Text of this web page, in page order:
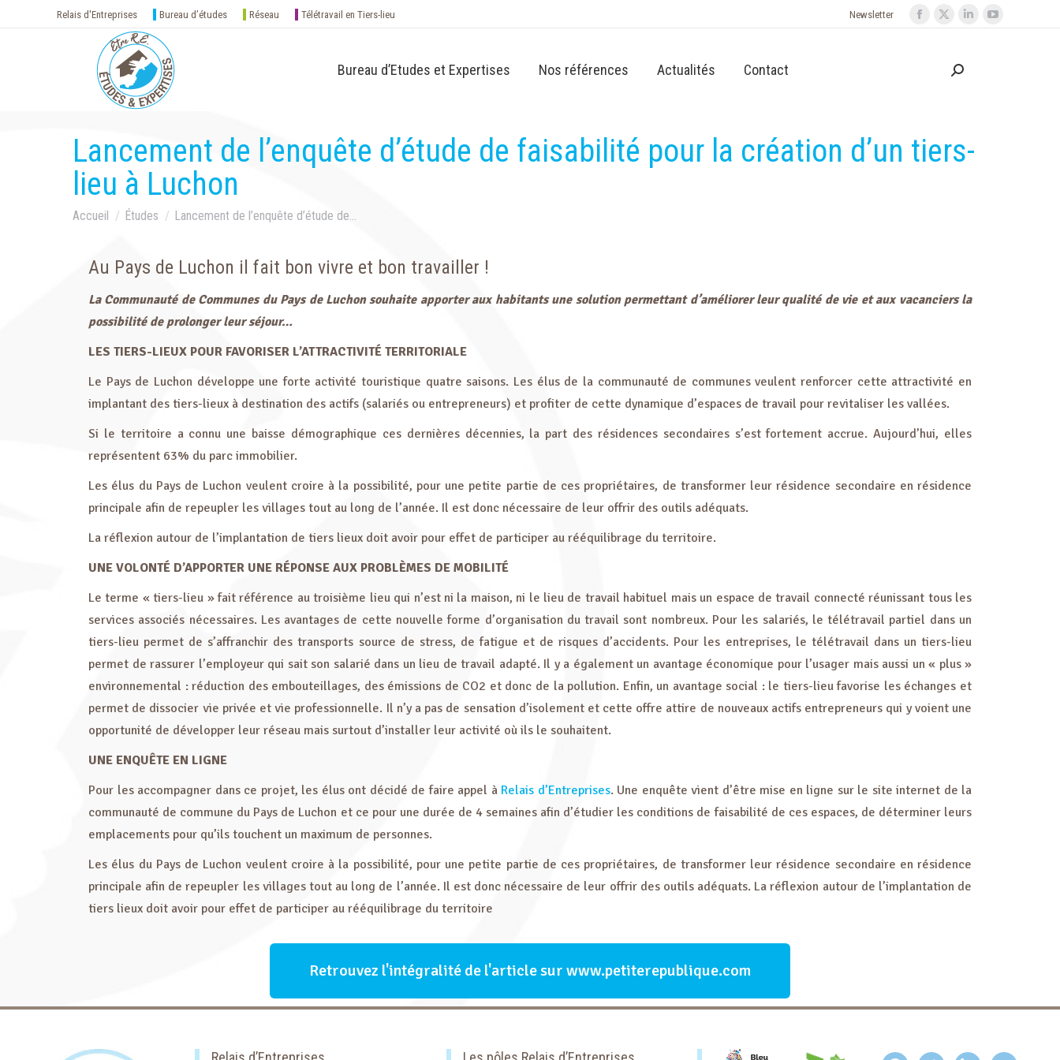
Relais d'Entreprises Bureau d’études Réseau Télétravail en Tiers-lieu Newsletter
Bureau d’Etudes et Expertises Nos références Actualités Contact
Lancement de l’enquête d’étude de faisabilité pour la création d’un tiers-
lieu à Luchon
Vous êtes ici :
Accueil Études Lancement de l’enquête d’étude de…
Au Pays de Luchon il fait bon vivre et bon travailler !
La Communauté de Communes du Pays de Luchon souhaite apporter aux habitants une solution permettant d’améliorer leur qualité de vie et aux vacanciers la
possibilité de prolonger leur séjour…
LES TIERS-LIEUX POUR FAVORISER L’ATTRACTIVITÉ TERRITORIALE
Le Pays de Luchon développe une forte activité touristique quatre saisons. Les élus de la communauté de communes veulent renforcer cette attractivité en
implantant des tiers-lieux à destination des actifs (salariés ou entrepreneurs) et profiter de cette dynamique d’espaces de travail pour revitaliser les vallées.
Si le territoire a connu une baisse démographique ces dernières décennies, la part des résidences secondaires s’est fortement accrue. Aujourd’hui, elles
représentent 63% du parc immobilier.
Les élus du Pays de Luchon veulent croire à la possibilité, pour une petite partie de ces propriétaires, de transformer leur résidence secondaire en résidence
principale afin de repeupler les villages tout au long de l’année. Il est donc nécessaire de leur offrir des outils adéquats.
La réflexion autour de l’implantation de tiers lieux doit avoir pour effet de participer au rééquilibrage du territoire.
UNE VOLONTÉ D’APPORTER UNE RÉPONSE AUX PROBLÈMES DE MOBILITÉ
Le terme « tiers-lieu » fait référence au troisième lieu qui n’est ni la maison, ni le lieu de travail habituel mais un espace de travail connecté réunissant tous les
services associés nécessaires. Les avantages de cette nouvelle forme d’organisation du travail sont nombreux. Pour les salariés, le télétravail partiel dans un
tiers-lieu permet de s’affranchir des transports source de stress, de fatigue et de risques d’accidents. Pour les entreprises, le télétravail dans un tiers-lieu
permet de rassurer l’employeur qui sait son salarié dans un lieu de travail adapté. Il y a également un avantage économique pour l’usager mais aussi un « plus »
environnemental : réduction des embouteillages, des émissions de CO2 et donc de la pollution. Enfin, un avantage social : le tiers-lieu favorise les échanges et
permet de dissocier vie privée et vie professionnelle. Il n’y a pas de sensation d’isolement et cette offre attire de nouveaux actifs entrepreneurs qui y voient une
opportunité de développer leur réseau mais surtout d’installer leur activité où ils le souhaitent.
UNE ENQUÊTE EN LIGNE
Pour les accompagner dans ce projet, les élus ont décidé de faire appel à Relais d’Entreprises. Une enquête vient d’être mise en ligne sur le site internet de la
communauté de commune du Pays de Luchon et ce pour une durée de 4 semaines afin d’étudier les conditions de faisabilité de ces espaces, de déterminer leurs
emplacements pour qu’ils touchent un maximum de personnes.
Les élus du Pays de Luchon veulent croire à la possibilité, pour une petite partie de ces propriétaires, de transformer leur résidence secondaire en résidence
principale afin de repeupler les villages tout au long de l’année. Il est donc nécessaire de leur offrir des outils adéquats. La réflexion autour de l’implantation de
tiers lieux doit avoir pour effet de participer au rééquilibrage du territoire
Retrouvez l'intégralité de l'article sur www.petiterepublique.com